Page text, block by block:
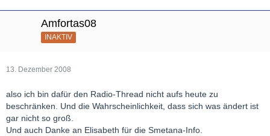
Amfortas08
INAKTIV
13. Dezember 2008
also ich bin dafür den Radio-Thread nicht aufs heute zu
beschränken. Und die Wahrscheinlichkeit, dass sich was ändert ist
gar nicht so groß.
Und auch Danke an Elisabeth für die Smetana-Info.